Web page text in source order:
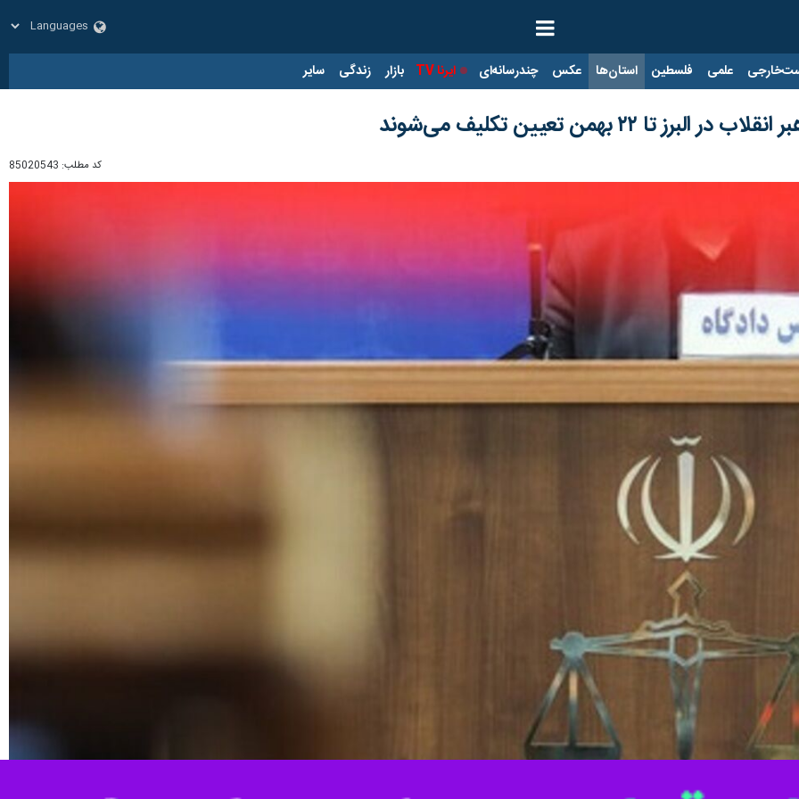
علمی فلسطین استان‌ها عکس چندرسانه‌ای ایرنا TV بازار زندگی سایر
۲۲ بهمن تعیین تکلیف می‌شوند
کد مطلب: 85020543